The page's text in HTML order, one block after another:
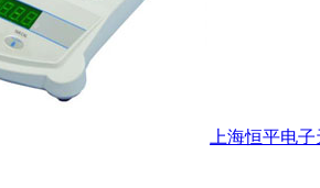
上海恒平电